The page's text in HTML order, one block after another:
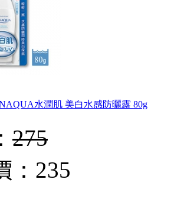
水潤肌 美白水感防曬露 80g
275
235